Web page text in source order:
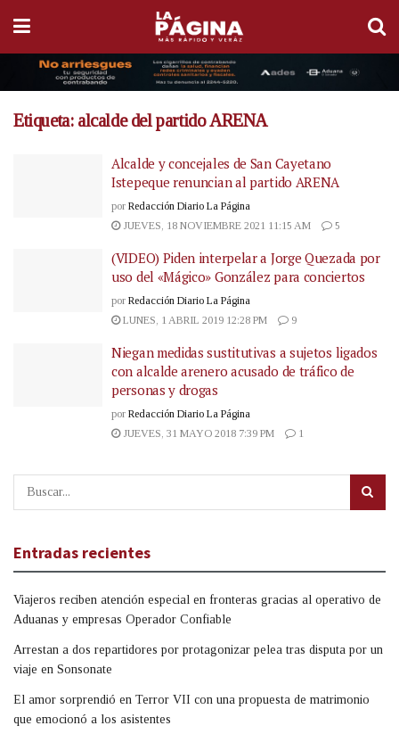
Etiqueta: alcalde del partido ARENA
Alcalde y concejales de San Cayetano
Istepeque renuncian al partido ARENA
por Redacción Diario La Página
JUEVES, 18 NOVIEMBRE 2021 11:15 AM
5
(VIDEO) Piden interpelar a Jorge Quezada por
uso del «Mágico» González para conciertos
por Redacción Diario La Página
LUNES, 1 ABRIL 2019 12:28 PM
9
Niegan medidas sustitutivas a sujetos ligados
con alcalde arenero acusado de tráfico de
personas y drogas
por Redacción Diario La Página
JUEVES, 31 MAYO 2018 7:39 PM
1
Entradas recientes
Viajeros reciben atención especial en fronteras gracias al operativo de
Aduanas y empresas Operador Confiable
Arrestan a dos repartidores por protagonizar pelea tras disputa por un
viaje en Sonsonate
El amor sorprendió en Terror VII con una propuesta de matrimonio
que emocionó a los asistentes